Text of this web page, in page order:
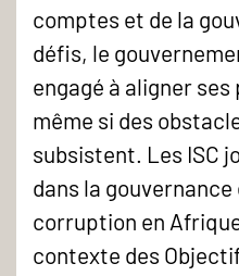
comptes et de la
défis, le
engagé à aligner
même si des
subsistent. Les ISC
dans la
corruption en
contexte des